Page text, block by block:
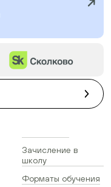
Зачисление в
школу
Форматы обучения